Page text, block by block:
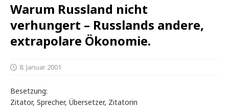
Warum Russland nicht
verhungert – Russlands andere,
extrapolare Ökonomie.
8. Januar 2001
Besetzung:
Zitator, Sprecher, Übersetzer, Zitatorin